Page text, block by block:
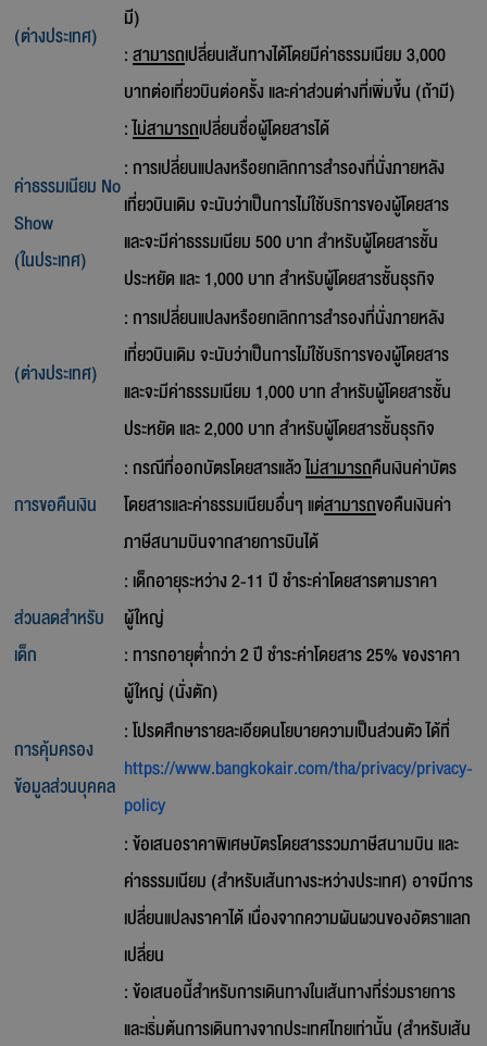
(ต่างประเทศ)
มี)
:สามารถเปลี่ยนเส้นทางได้โดยมีค่าธรรมเนียม 3,000
บาทต่อเที่ยวบินต่อครั้ง และค่าส่วนต่างที่เพิ่มขึ้น (ถ้ามี)
:ไม่สามารถเปลี่ยนชื่อผู้โดยสารได้
ค่าธรรมเนียม No
Show
(ในประเทศ)
: การเปลี่ยนแปลงหรือยกเลิกการสำรองที่นั่งภายหลัง
เที่ยวบินเดิม จะนับว่าเป็นการไม่ใช้บริการของผู้โดยสาร
และจะมีค่าธรรมเนียม 500 บาท สำหรับผู้โดยสารชั้น
ประหยัด และ 1,000 บาท สำหรับผู้โดยสารชั้นธุรกิจ
(ต่างประเทศ)
: การเปลี่ยนแปลงหรือยกเลิกการสำรองที่นั่งภายหลัง
เที่ยวบินเดิม จะนับว่าเป็นการไม่ใช้บริการของผู้โดยสาร
และจะมีค่าธรรมเนียม 1,000 บาท สำหรับผู้โดยสารชั้น
ประหยัด และ 2,000 บาท สำหรับผู้โดยสารชั้นธุรกิจ
การขอคืนเงิน
: กรณีที่ออกบัตรโดยสารแล้วไม่สามารถคืนเงินค่าบัตร
โดยสารและค่าธรรมเนียมอื่นๆ แต่สามารถขอคืนเงินค่า
ภาษีสนามบินจากสายการบินได้
ส่วนลดสำหรับ
เด็ก
: เด็กอายุระหว่าง 2-11 ปี ชำระค่าโดยสารตามราคา
ผู้ใหญ่
: ทารกอายุต่ำกว่า 2 ปี ชำระค่าโดยสาร 25% ของราคา
ผู้ใหญ่ (นั่งตัก)
การคุ้มครอง
ข้อมูลส่วนบุคคล
: โปรดศึกษารายละเอียดนโยบายความเป็นส่วนตัว ได้ที่
https://www.bangkokair.com/tha/privacy/privacy-
policy
: ข้อเสนอราคาพิเศษบัตรโดยสารรวมภาษีสนามบิน และ
ค่าธรรมเนียม (สำหรับเส้นทางระหว่างประเทศ) อาจมีการ
เปลี่ยนแปลงราคาได้ เนื่องจากความผันผวนของอัตราแลก
เปลี่ยน
: ข้อเสนอนี้สำหรับการเดินทางในเส้นทางที่ร่วมรายการ
และเริ่มต้นการเดินทางจากประเทศไทยเท่านั้น (สำหรับเส้น